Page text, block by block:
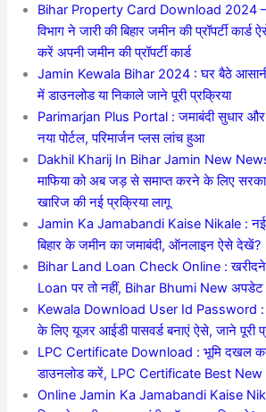
Bihar Property Card Download 2024 –
विभाग ने जारी की बिहार जमीन की प्रॉपर्टी
करें अपनी जमीन की प्रॉपर्टी कार्ड
Jamin Kewala Bihar 2024 : घर बैठे
में डाउनलोड या निकाले जाने पूरी प्रक्रिया
Parimarjan Plus Portal : जमाबंदी सुधार
नया पोर्टल, परिमार्जन प्लस लांच हुआ
Dakhil Kharij In Bihar Jamin New News
माफिया को अब जड़ से समाप्त करने के लिए
खारिज की नई प्रक्रिया लागू
Jamin Ka Jamabandi Kaise Nikale :
बिहार के जमीन का जमाबंदी, ऑनलाइन ऐसे देखें?
Bihar Land Loan Check Online :
Loan पर तो नहीं, Bihar Bhumi New अपडेट
Kewala Download User Id Password :
के लिए यूजर आईडी पासवर्ड बनाएं ऐसे, जाने पूरी
LPC Certificate Download : भूमि दखल
डाउनलोड करें, LPC Certificate Best
Online Jamin Ka Jamabandi Kaise